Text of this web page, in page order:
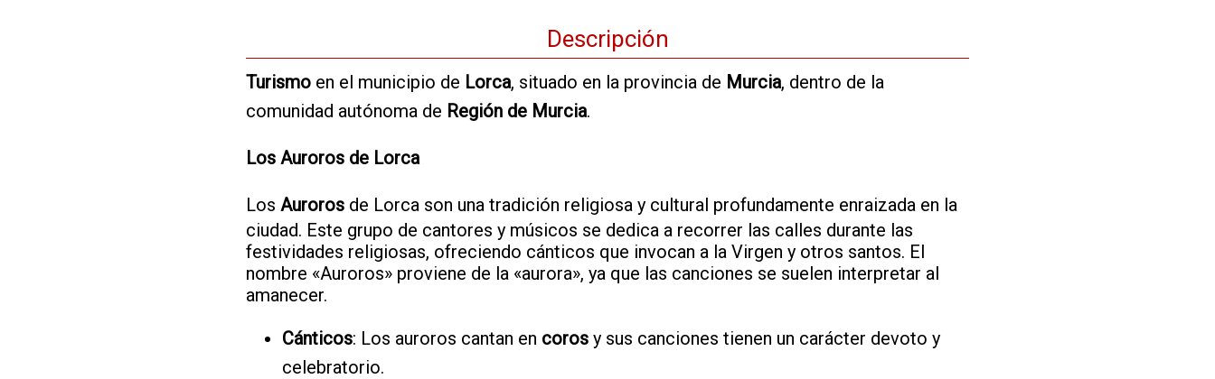
Descripción
Turismo en el municipio de Lorca, situado en la provincia de Murcia, dentro de la
comunidad autónoma de Región de Murcia.
Los Auroros de Lorca
Los Auroros de Lorca son una tradición religiosa y cultural profundamente enraizada en la
ciudad. Este grupo de cantores y músicos se dedica a recorrer las calles durante las
festividades religiosas, ofreciendo cánticos que invocan a la Virgen y otros santos. El
nombre «Auroros» proviene de la «aurora», ya que las canciones se suelen interpretar al
amanecer.
Cánticos: Los auroros cantan en coros y sus canciones tienen un carácter devoto y
celebratorio.